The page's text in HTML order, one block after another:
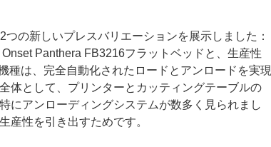
2つの新しいプレスバリエーションを展示しました：
Panthera FB3216フラットベッドと、生産性
種は、完全自動化されたロードとアンロードを実現
体として、プリンターとカッティングテーブルの
にアンローディングシステムが数多く見られまし
産性を引き出すためです。